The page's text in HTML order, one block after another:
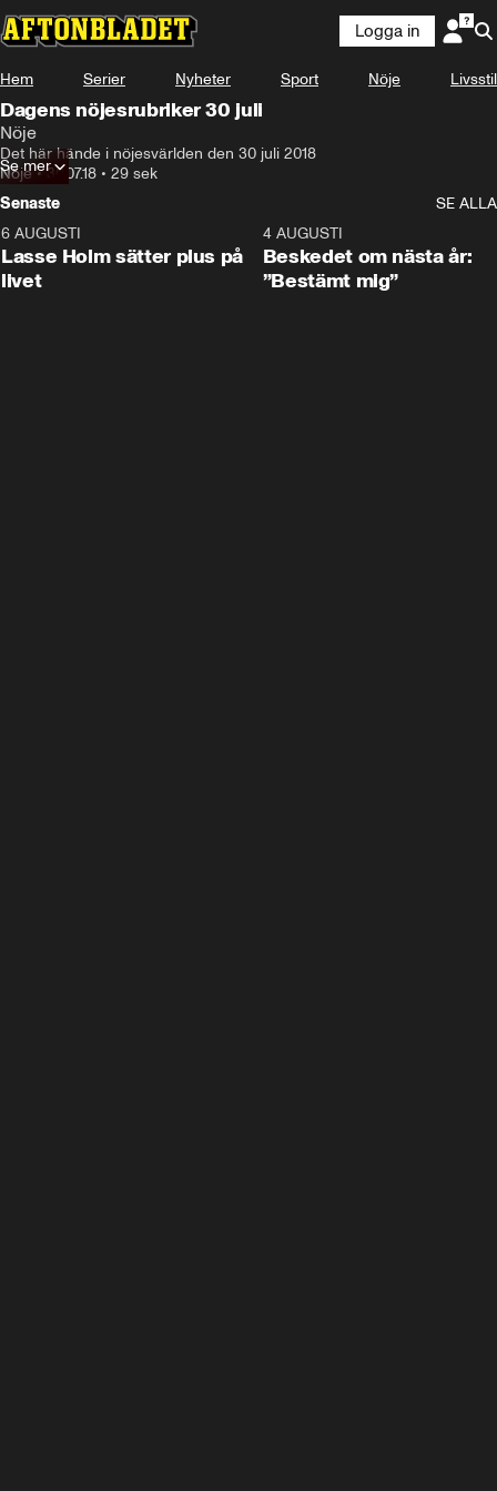
Logga in
Hem Serier Nyheter Sport Nöje Livsstil
Dagens nöjesrubriker 30 juli
Nöje
Det här hände i nöjesvärlden den 30 juli 2018
Nöje•30.07.18 • 29 sek
Se mer
Senaste
SE ALLA
6 AUGUSTI
Lasse Holm sätter plus på
livet
4 AUGUSTI
Beskedet om nästa år:
”Bestämt mig”